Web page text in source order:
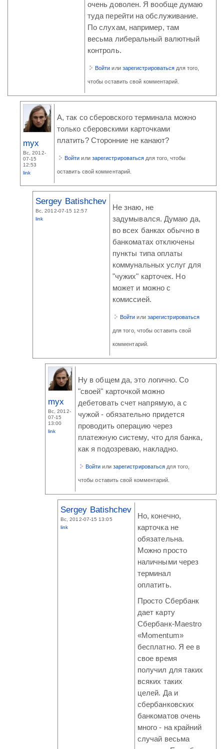
очень доволен. Я вообще думаю
туда перейти на обслуживание.
По слухам, например, там
весьма либеральный валютный
контроль.
Войти или зарегистрироваться для того,
чтобы оставить свой комментарий.
myx
Вс, 2012-
07-15
12:53
link
А, так со сберовского терминала можно
только сберовскими карточками
платить? Сторонние не канают?
Войти или зарегистрироваться для того, чтобы
оставить свой комментарий.
Sergey Batishchev
Вс, 2012-07-15 12:57
link
Не знаю, не
задумывался. Думаю да,
во всех банках обычно в
банкоматах отключены
пункты типа оплаты
коммунальных услуг для
"чужих" карточек. Но
может и можно с
комиссией.
Войти или зарегистрироваться
для того, чтобы оставить свой
комментарий.
myx
Вс, 2012-
07-15
13:00
link
Ну в общем да, это логично. Со
"своей" карточкой можно
дебетовать счет напрямую, а с
чужой - обязательно придется
проводить операцию через
платежную систему, что для банка,
как я подозреваю, накладно.
Войти или зарегистрироваться для того,
чтобы оставить свой комментарий.
Sergey Batishchev
Вс, 2012-07-15 13:05
link
Но, конечно,
карточка не
обязательна.
Можно просто
наличными через
терминал
оплатить.
Просто Сбербанк
дает карту
Сбербанк-Maestro
«Momentum»
бесплатно. Я ее в
свое время
получил для таких
всяких таких
целей. Да и
сбербанковских
банкоматов очень
много - на крайний
случай весьма